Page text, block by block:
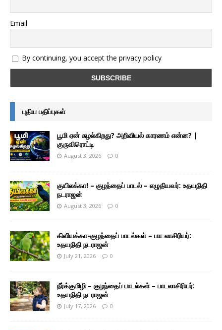
Email
By continuing, you accept the privacy policy
புதிய பதிப்புகள்
பூமி ஏன் சுழல்கிறது? அறிவியல் காரணம் என்ன? |
குருவிரொட்டி
August 3, 2026 0
குயிலக்கா! – குழந்தைப் பாடல் – எழுதியவர்: உதயநிதி
நடராஜன்
August 3, 2026 0
கிளியக்கா-குழந்தைப் பாடல்கள் – பாடலாசிரியர்:
உதயநிதி நடராஜன்
July 21, 2026 0
நீர்க்குமிழி – குழந்தைப் பாடல்கள் – பாடலாசிரியர்:
உதயநிதி நடராஜன்
July 17, 2026 0